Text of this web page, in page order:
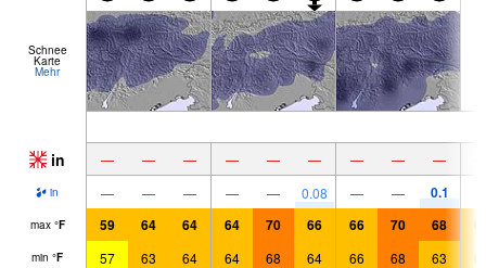
Schnee
Karte
Mehr
in — — — — — — — — —
in — — — — — 0.08 — — 0.1
max °F 59 64 64 64 70 66 66 70 68
min °F 57 63 64 64 68 64 66 68 63